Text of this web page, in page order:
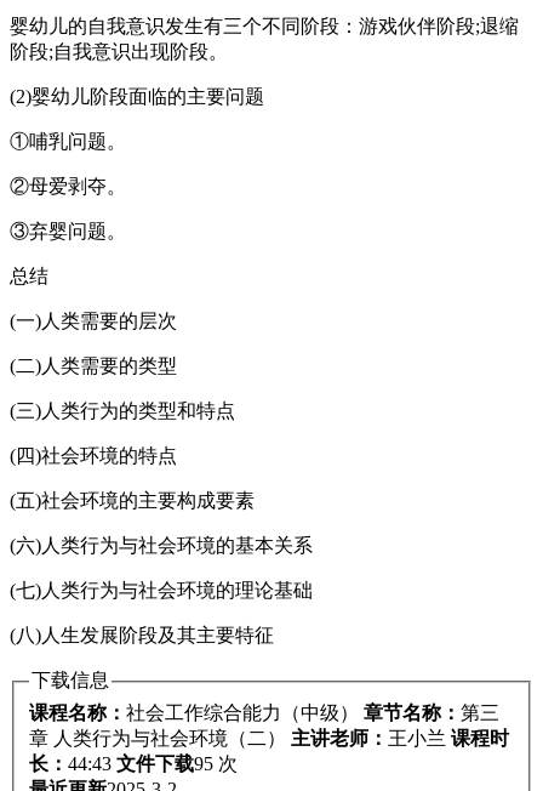
婴幼儿的自我意识发生有三个不同阶段：游戏伙伴阶段;退缩
阶段;自我意识出现阶段。
(2)婴幼儿阶段面临的主要问题
①哺乳问题。
②母爱剥夺。
③弃婴问题。
总结
(一)人类需要的层次
(二)人类需要的类型
(三)人类行为的类型和特点
(四)社会环境的特点
(五)社会环境的主要构成要素
(六)人类行为与社会环境的基本关系
(七)人类行为与社会环境的理论基础
(八)人生发展阶段及其主要特征
下载信息
课程名称： 社会工作综合能力（中级） 章节名称： 第三
章 人类行为与社会环境（二）
主讲老师： 王小兰 课程时
长： 44:43 文件下载95 次